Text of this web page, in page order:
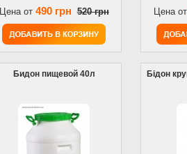
Цена от 490 грн 520 грн Цена от
Бидон пищевой 40л
Бідон